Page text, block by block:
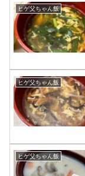
ヒゲ父ちゃん飯
ヒゲ父ちゃん飯
ヒゲ父ちゃん飯